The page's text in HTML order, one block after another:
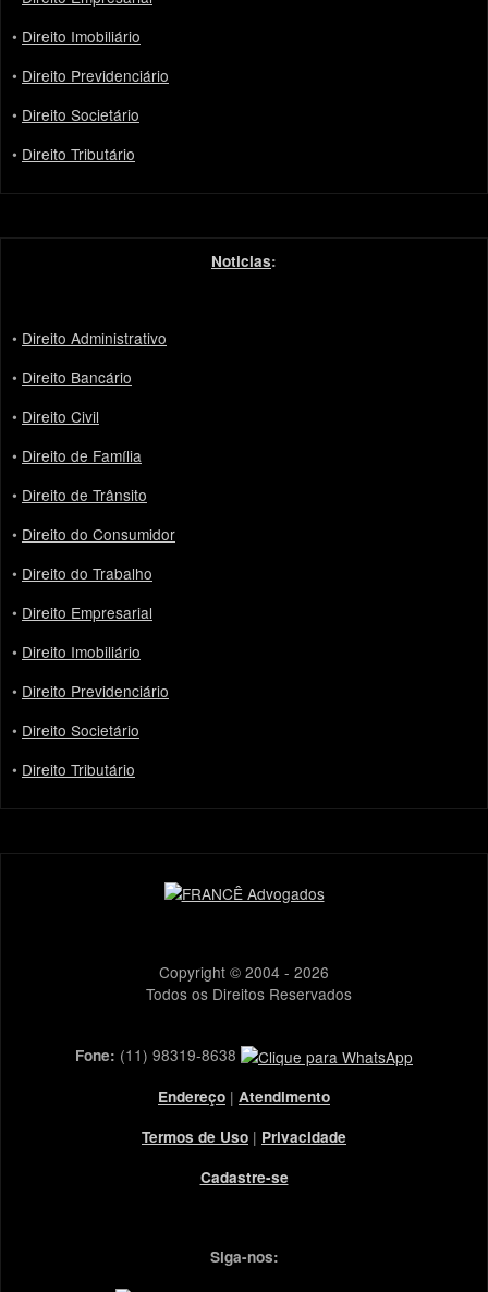
• Direito Imobiliário
• Direito Previdenciário
• Direito Societário
• Direito Tributário
Noticias:
• Direito Administrativo
• Direito Bancário
• Direito Civil
• Direito de Família
• Direito de Trânsito
• Direito do Consumidor
• Direito do Trabalho
• Direito Empresarial
• Direito Imobiliário
• Direito Previdenciário
• Direito Societário
• Direito Tributário
Copyright © 2004 - 2026
Todos os Direitos Reservados
Fone: (11) 98319-8638
Endereço | Atendimento
Termos de Uso | Privacidade
Cadastre-se
Siga-nos: